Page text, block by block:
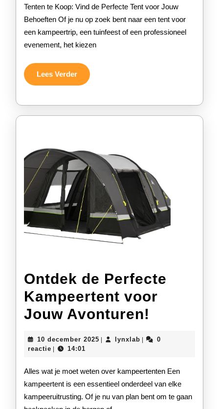
Tenten
Te
Tenten te Koop: Vind de Perfecte Tent voor Jouw
Behoeften Of je nu op zoek bent naar een tent voor
een kampeertrip, een tuinfeest of een professioneel
evenement, het kiezen
Lees VerderLees
Verder
Ontdek de Perfecte
Kampeertent voor
Jouw Avonturen!
voor
Jouw
10 december 2025 10
lynxlablynxlab
0
reactie
14:01
Alles wat je moet weten over kampeertenten Een
kampeertent is een essentieel onderdeel van elke
kampeeruitrusting. Of je nu van plan bent om te gaan